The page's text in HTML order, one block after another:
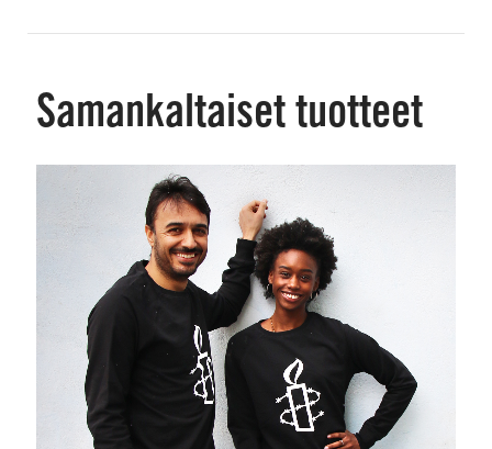
Samankaltaiset tuotteet